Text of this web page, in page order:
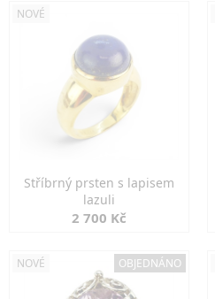
NOVÉ
Stříbrný prsten s lapisem
lazuli
2 700 Kč
NOVÉ OBJEDNÁNO